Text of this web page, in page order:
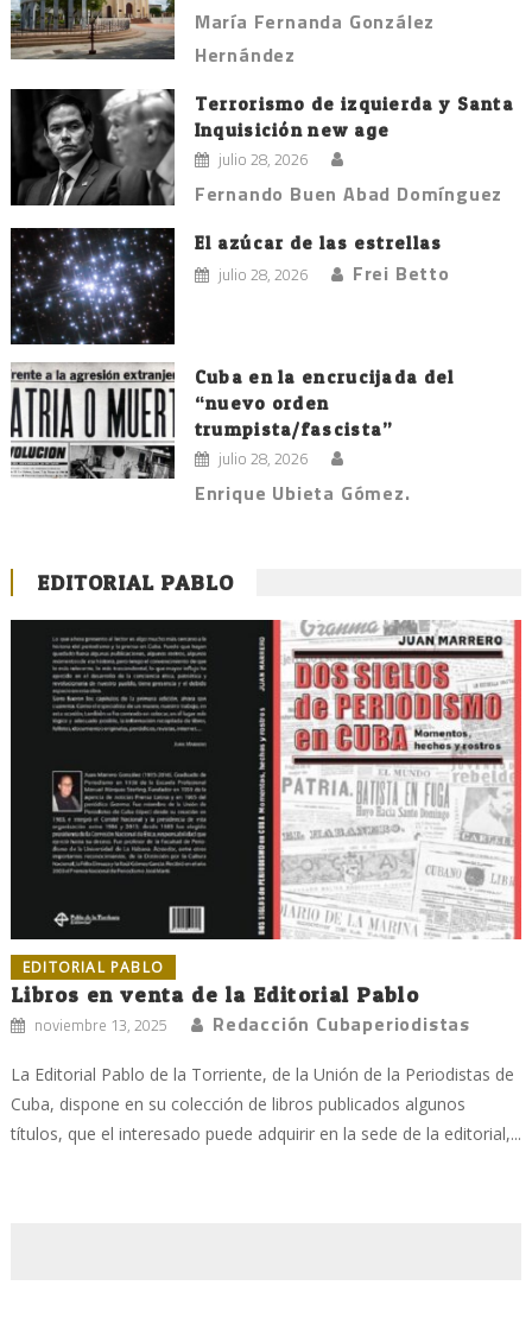
María Fernanda González
Hernández
Terrorismo de izquierda y Santa
Inquisición new age
julio 28, 2026
Fernando Buen Abad Domínguez
El azúcar de las estrellas
julio 28, 2026 Frei Betto
Cuba en la encrucijada del
“nuevo orden
trumpista/fascista”
julio 28, 2026
Enrique Ubieta Gómez.
EDITORIAL PABLO
EDITORIAL PABLO
Libros en venta de la Editorial Pablo
noviembre 13, 2025 Redacción Cubaperiodistas
La Editorial Pablo de la Torriente, de la Unión de la Periodistas de
Cuba, dispone en su colección de libros publicados algunos
títulos, que el interesado puede adquirir en la sede de la editorial,...